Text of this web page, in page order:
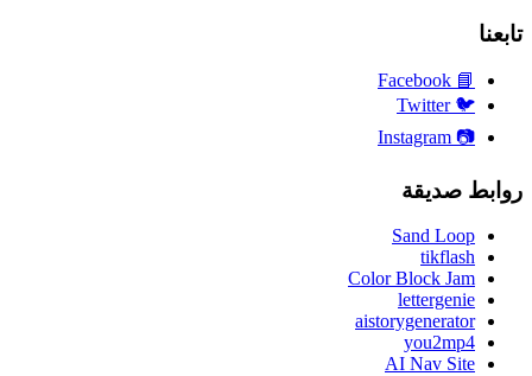
تابعنا
📘
🐦
Twitter
📷
روابط صديقة
Sand Loop
tikflash
Color Block Jam
lettergenie
aistorygenerator
you2mp4
AI Nav Site